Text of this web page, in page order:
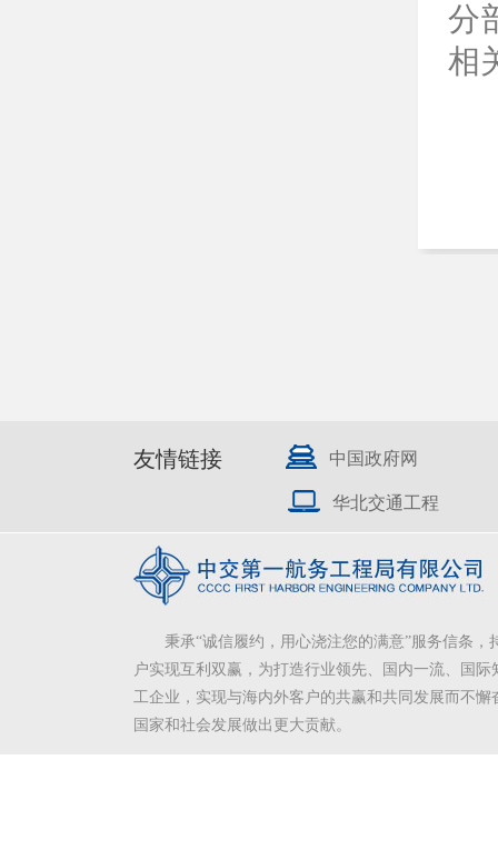
分
相
友情链接 中国政府网
华北交通工程
秉承“诚信履约，用心浇注您的满意”服务信条，
户实现互利双赢，为打造行业领先、国内一流、国际
工企业，实现与海内外客户的共赢和共同发展而不懈
国家和社会发展做出更大贡献。